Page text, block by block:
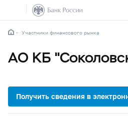
Участники финансового рынка
АО КБ